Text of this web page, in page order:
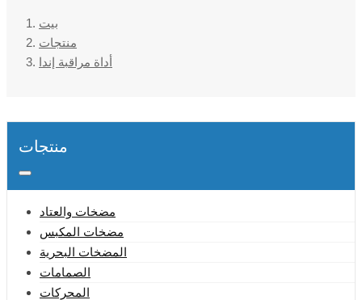
بيت
منتجات
أداة مراقبة إندا
منتجات
مضخات والعتاد
مضخات المكبس
المضخات البحرية
الصمامات
المحركات